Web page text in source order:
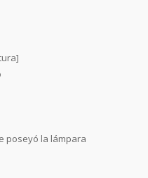
poseyó la lámpara